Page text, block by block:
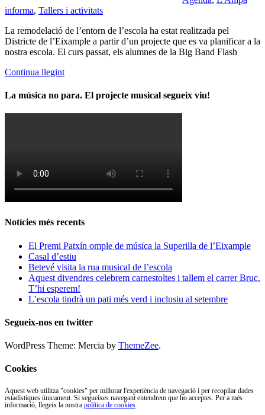
informa, Tallers i activitats
La remodelació de l’entorn de l’escola ha estat realitzada pel
Districte de l’Eixample a partir d’un projecte que es va planificar a la
nostra escola. El curs passat, els alumnes de la Big Band Flash
Continua llegint
La música no para. El projecte musical segueix viu!
Notícies més recents
El Premi Patxín omple de música la Superilla de l’Eixample
Casal d’estiu
Betevé visita la rua musical de l’escola
Aquest divendres celebrem carnestoltes i tallem el carrer Bruc.
T’hi esperem!
L’escola tindrà un pati més verd i inclusiu al setembre
Segueix-nos en twitter
WordPress Theme: Mercia by ThemeZee.
Cookies
Aquest web utilitza "cookies" per millorar l'experiència de navegació i per recopilar dades
estadístiques únicament. Si segueixes navegant entendrem que ho acceptes. Per a més
informació, llegeix la nostra política de cookies